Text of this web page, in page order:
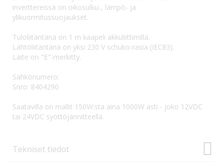
inverttereissä on oikosulku-, lämpö- ja
ylikuormitussuojaukset.
Tuloliitäntänä on 1 m kaapeli akkuliittimillä.
Lähtöliitäntänä on yksi 230 V schuko-rasia (IEC83).
Laite on "E"-merkitty.
Sähkönumero:
Snro: 8404290
Saatavilla on mallit 150W:sta aina 1000W asti - joko 12VDC
tai 24VDC syöttöjännitteellä.
Tekniset tiedot